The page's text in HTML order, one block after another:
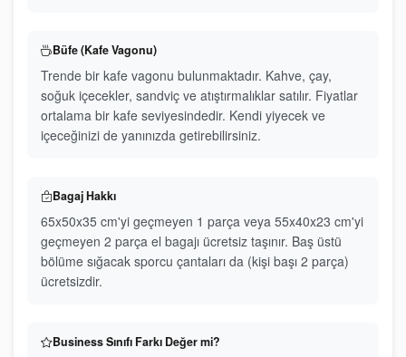
Büfe (Kafe Vagonu)
Trende bir kafe vagonu bulunmaktadır. Kahve, çay,
soğuk içecekler, sandviç ve atıştırmalıklar satılır. Fiyatlar
ortalama bir kafe seviyesindedir. Kendi yiyecek ve
içeceğinizi de yanınızda getirebilirsiniz.
Bagaj Hakkı
65x50x35 cm'yi geçmeyen 1 parça veya 55x40x23 cm'yi
geçmeyen 2 parça el bagajı ücretsiz taşınır. Baş üstü
bölüme sığacak sporcu çantaları da (kişi başı 2 parça)
ücretsizdir.
Business Sınıfı Farkı Değer mi?